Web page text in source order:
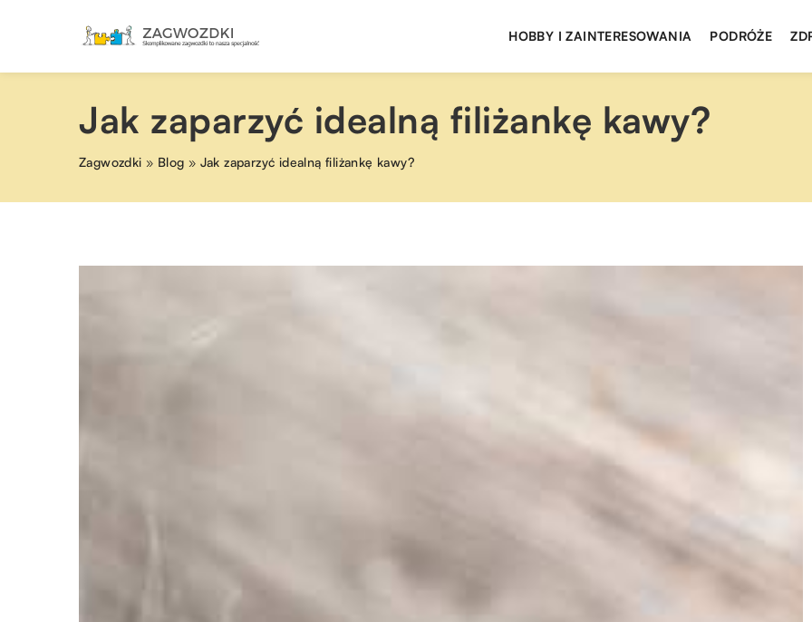
HOBBY I ZAINTERESOWANIA PODRÓŻE
Jak zaparzyć idealną filiżankę kawy?
Zagwozdki » Blog » Jak zaparzyć idealną filiżankę kawy?